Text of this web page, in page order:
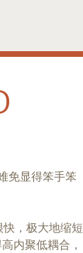
免显得笨手笨
，极大地缩短
内聚低耦合，